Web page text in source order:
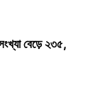
বেড়ে ২৩৫,